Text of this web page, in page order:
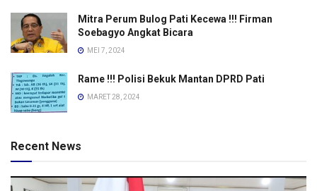
Mitra Perum Bulog Pati Kecewa !!! Firman
Soebagyo Angkat Bicara
MEI 7, 2024
Rame !!! Polisi Bekuk Mantan DPRD Pati
MARET 28, 2024
Recent News